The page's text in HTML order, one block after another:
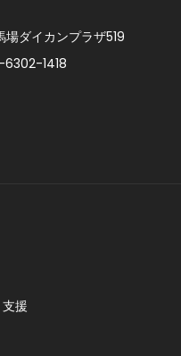
場ダイカンプラザ519
1418
援